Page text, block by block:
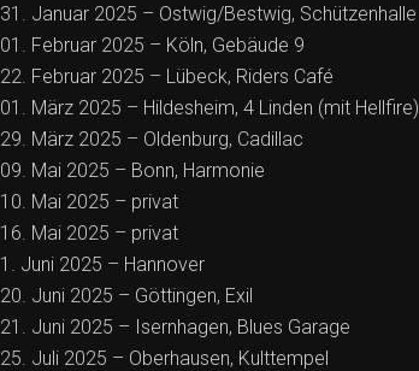
31. Januar 2025 – Ostwig/Bestwig, Schützenhalle
01. Februar 2025 – Köln, Gebäude 9
22. Februar 2025 – Lübeck, Riders Café
01. März 2025 – Hildesheim, 4 Linden (mit Hellfire)
29. März 2025 – Oldenburg, Cadillac
09. Mai 2025 – Bonn, Harmonie
10. Mai 2025 – privat
16. Mai 2025 – privat
1. Juni 2025 – Hannover
20. Juni 2025 – Göttingen, Exil
21. Juni 2025 – Isernhagen, Blues Garage
25. Juli 2025 – Oberhausen, Kulttempel